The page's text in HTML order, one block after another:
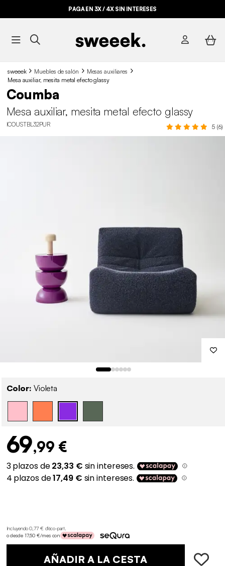
PAGA EN 3X / 4X SIN INTERESES
sweeek Muebles de salón
Mesas auxiliares
Mesa auxiliar, mesita metal efecto glassy
Coumba
Mesa auxiliar, mesita metal efecto glassy
ICOUSTBL32PUR 5 (6)
Color: Violeta
69,99 €
Incluyendo 0,77 € d'éco-part.
o desde 17,50 €/mes con
AÑADIR A LA CESTA